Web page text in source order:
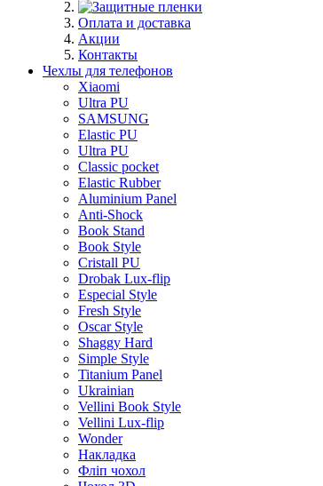
Оплата и доставка
Акции
Контакты
Чехлы для телефонов
Xiaomi
Ultra PU
SAMSUNG
Elastic PU
Ultra PU
Classic pocket
Elastic Rubber
Aluminium Panel
Anti-Shock
Book Stand
Book Style
Cristall PU
Drobak Lux-flip
Especial Style
Fresh Style
Oscar Style
Shaggy Hard
Simple Style
Titanium Panel
Ukrainian
Vellini Book Style
Vellini Lux-flip
Wonder
Накладка
Фліп чохол